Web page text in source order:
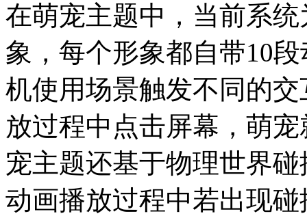
在萌宠主题中，当前系
象，每个形象都自带10
机使用场景触发不同的
放过程中点击屏幕，萌
宠主题还基于物理世界
动画播放过程中若出现